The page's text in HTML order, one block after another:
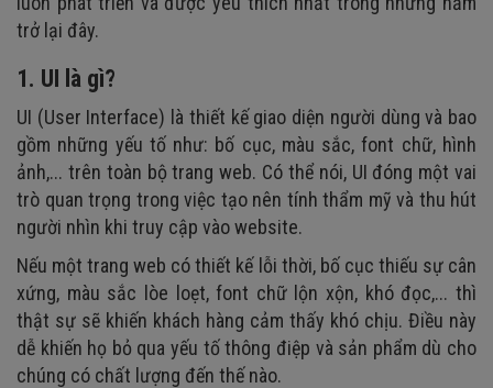
trở lại đây.
1. UI là gì?
UI (User Interface) là thiết kế giao diện người dùng và bao
gồm những yếu tố như: bố cục, màu sắc, font chữ, hình
ảnh,... trên toàn bộ trang web. Có thể nói, UI đóng một vai
trò quan trọng trong việc tạo nên tính thẩm mỹ và thu hút
người nhìn khi truy cập vào website.
Nếu một trang web có thiết kế lỗi thời, bố cục thiếu sự cân
xứng, màu sắc lòe loẹt, font chữ lộn xộn, khó đọc,... thì
thật sự sẽ khiến khách hàng cảm thấy khó chịu. Điều này
dễ khiến họ bỏ qua yếu tố thông điệp và sản phẩm dù cho
chúng có chất lượng đến thế nào.